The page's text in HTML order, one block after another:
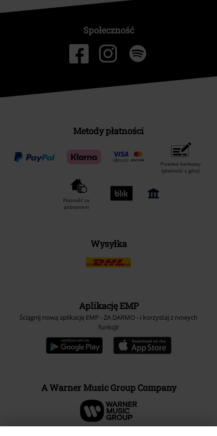
Społeczność
Metody płatności
Przelew bankowy
(płatność z góry)
Płatność za
pobraniem
Wysyłka
Aplikację EMP
Ściągnij nową aplikację EMP - ZA DARMO - i korzystaj z nowych
funkcji!
A Warner Music Group Company